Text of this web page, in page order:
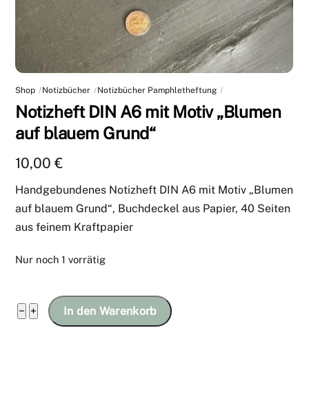
Shop Notizbücher Notizbücher Pamphletheftung
Notizheft DIN A6 mit Motiv „Blumen
auf blauem Grund“
10,00€
Handgebundenes Notizheft DIN A6 mit Motiv „Blumen
auf blauem Grund“, Buchdeckel aus Papier, 40 Seiten
aus feinem Kraftpapier
Nur noch 1 vorrätig
− Notizheft
+ In den Warenkorb